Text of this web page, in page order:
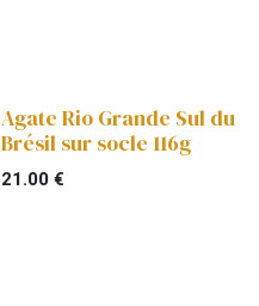
Agate Rio Grande Sul du
Brésil sur socle 116g
21.00€